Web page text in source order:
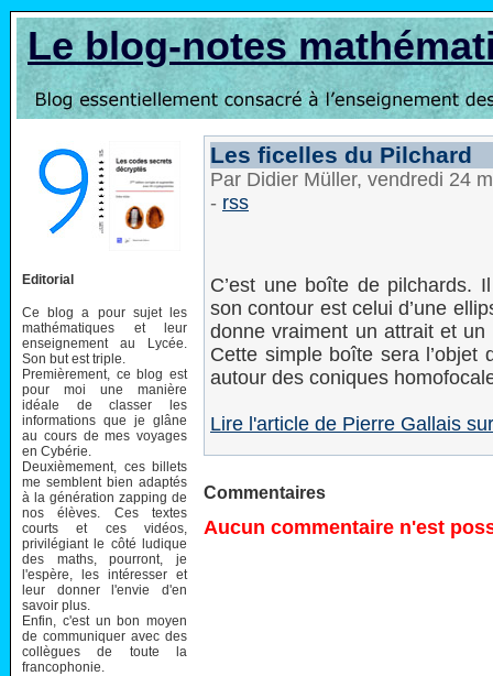
Le blog-notes
Editorial
Ce blog a pour sujet les
mathématiques et leur
enseignement au Lycée.
Son but est triple.
Premièrement, ce blog est
pour moi une manière
idéale de classer les
informations que je glâne
au cours de mes voyages
en Cybérie.
Deuxièmement, ces billets
me semblent bien adaptés
à la génération zapping de
nos élèves. Ces textes
courts et ces vidéos,
privilégiant le côté ludique
des maths, pourront, je
l'espère, les intéresser et
leur donner l'envie d'en
savoir plus.
Enfin, c'est un bon moyen
de communiquer avec des
collègues de toute la
francophonie.
Les ficelles du Pilchard
Par Didier Müller, vendredi 24
- rss
C’est une boîte de pilchards.
son contour est celui d’une
donne vraiment un attrait et
Cette simple boîte sera l’objet
autour des coniques
Lire l'article de Pierre Gallais
Commentaires
Aucun commentaire n'est